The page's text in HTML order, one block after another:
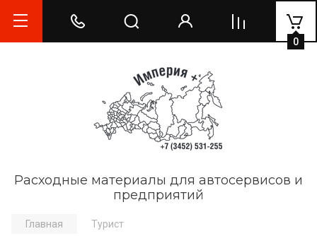
Расходные материалы для автосервисов и
предприятий
0
Главная Турист